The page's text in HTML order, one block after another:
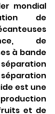
mondial
de
de
à bande
est une
et de